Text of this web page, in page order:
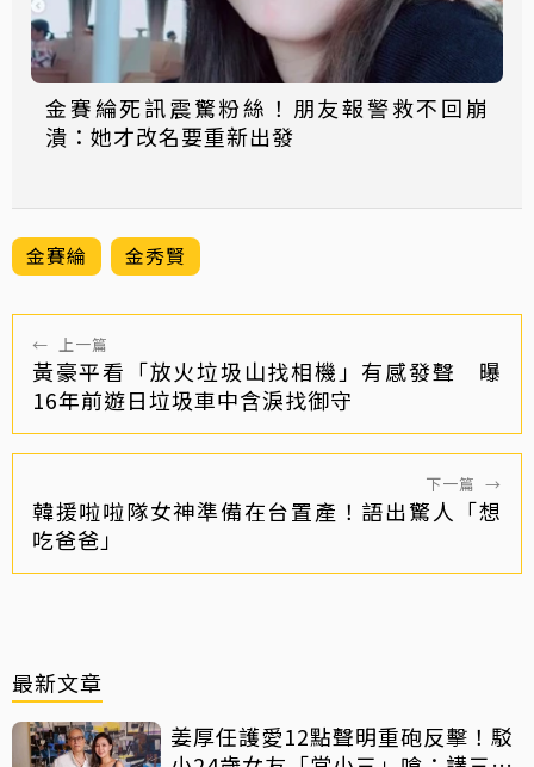
金賽綸死訊震驚粉絲！朋友報警救不回崩
潰：她才改名要重新出發
金賽綸 金秀賢
← 上一篇
黃豪平看「放火垃圾山找相機」有感發聲 曝
16年前遊日垃圾車中含淚找御守
下一篇 →
韓援啦啦隊女神準備在台置產！語出驚人「想
吃爸爸」
最新文章
姜厚任護愛12點聲明重砲反擊！駁